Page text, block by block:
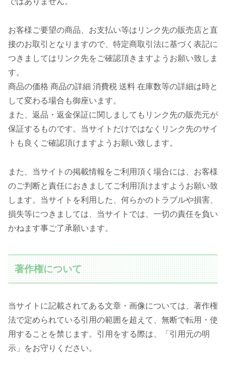
お客様ご要望の商品、お支払い等はリンク先の販売店と直
接のお取引となりますので、特定商取引法に基づく表記に
つきましてはリンク先をご確認頂きますようお願い致しま
す。
商品の価格 商品の詳細 消費税 送料 在庫数等の詳細は時と
して変わる場合も御座います。
また、返品・返金保証に関しましてもリンク先の販売元が
保証するものです。当サイトだけではなくリンク先のサイ
トも良くご確認頂けますようお願い致します。
また、当サイトの掲載情報をご利用頂く場合には、お客様
のご判断と責任におきましてご利用頂けますようお願い致
します。当サイトを利用した、何らかのトラブルや損害、
損失等につきましては、当サイトでは、一切の責任を負い
かねます事ご了承願います。
著作権について
当サイトに記載されてある文章・画像については、著作権
法で定められている引用の範囲を超えて、無断で転用・使
用することを禁じます。引用をする際は、「引用元の明
示」をお守りください。